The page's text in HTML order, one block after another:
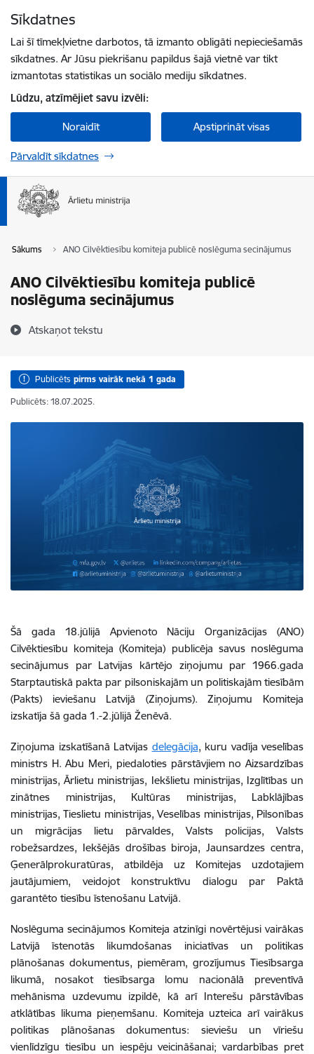
Sīkdatnes
Lai šī tīmekļvietne darbotos, tā izmanto obligāti nepieciešamās
sīkdatnes. Ar Jūsu piekrišanu papildus šajā vietnē var tikt
izmantotas statistikas un sociālo mediju sīkdatnes.
Lūdzu, atzīmējiet savu izvēli:
Noraidīt Apstiprināt visas
Pārvaldīt sīkdatnes
Sākums ANO Cilvēktiesību komiteja publicē noslēguma secinājumus
ANO Cilvēktiesību komiteja publicē
noslēguma secinājumus
Atskaņot tekstu
Publicēts pirms vairāk nekā 1 gada
Publicēts: 18.07.2025.
Šā gada 18.jūlijā Apvienoto Nāciju Organizācijas (ANO)
Cilvēktiesību komiteja (Komiteja) publicēja savus noslēguma
secinājumus par Latvijas kārtējo ziņojumu par 1966.gada
Starptautiskā pakta par pilsoniskajām un politiskajām tiesībām
(Pakts) ieviešanu Latvijā (Ziņojums). Ziņojumu Komiteja
izskatīja šā gada 1.-2.jūlijā Ženēvā.
Ziņojuma izskatīšanā Latvijas delegācija, kuru vadīja veselības
ministrs H. Abu Meri, piedaloties pārstāvjiem no Aizsardzības
ministrijas, Ārlietu ministrijas, Iekšlietu ministrijas, Izglītības un
zinātnes ministrijas, Kultūras ministrijas, Labklājības
ministrijas, Tieslietu ministrijas, Veselības ministrijas, Pilsonības
un migrācijas lietu pārvaldes, Valsts policijas, Valsts
robežsardzes, Iekšējās drošības biroja, Jaunsardzes centra,
Ģenerālprokuratūras, atbildēja uz Komitejas uzdotajiem
jautājumiem, veidojot konstruktīvu dialogu par Paktā
garantēto tiesību īstenošanu Latvijā.
Noslēguma secinājumos Komiteja atzinīgi novērtējusi vairākas
Latvijā īstenotās likumdošanas iniciatīvas un politikas
plānošanas dokumentus, piemēram, grozījumus Tiesībsarga
likumā, nosakot tiesībsarga lomu nacionālā preventīvā
mehānisma uzdevumu izpildē, kā arī Interešu pārstāvības
atklātības likuma pieņemšanu. Komiteja uzteica arī vairākus
politikas plānošanas dokumentus: sieviešu un vīriešu
vienlīdzīgu tiesību un iespēju veicināšanai; vardarbības pret